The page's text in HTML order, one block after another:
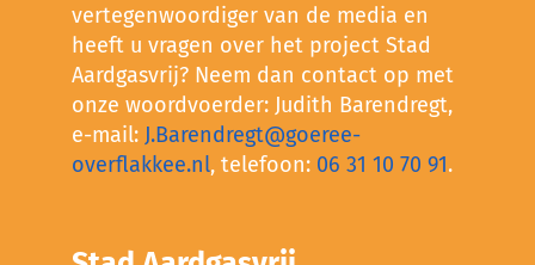
vertegenwoordiger van de media en
heeft u vragen over het project Stad
Aardgasvrij? Neem dan contact op met
onze woordvoerder: Judith Barendregt,
e-mail: J.Barendregt@goeree-
overflakkee.nl, telefoon: 06 31 10 70 91.